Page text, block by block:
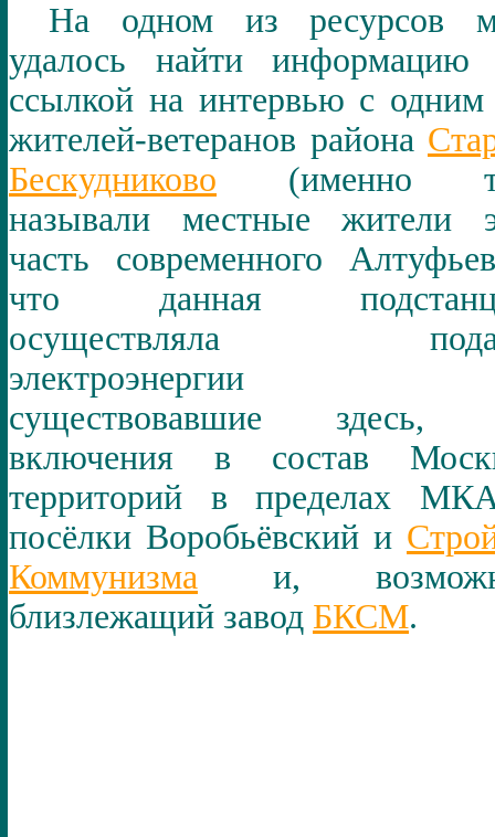
На одном из ресурсов
удалось найти информацию
ссылкой на интервью с одним
жителей-ветеранов района
Бескудниково (именно
называли местные жители
часть современного
что данная
осуществляла
электроэнергии
существовавшие здесь,
включения в состав
территорий в пределах
посёлки Воробьёвский и
Коммунизма и,
близлежащий завод БКСМ.